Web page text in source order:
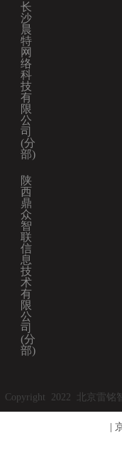
长
沙
晨
特
网
络
科
技
有
限
公
司
(分
部)
陕
西
鼎
众
智
联
信
息
技
术
有
限
公
司
(分
部)
Copyright 2022 北京雷铭
|